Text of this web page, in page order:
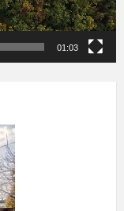
01:03